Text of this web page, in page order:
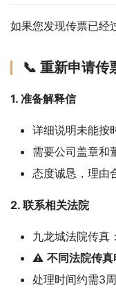
如果您发现传票已经
📞 重新申请传
1. 准备解释信
详细说明未能按
需要公司盖章和
态度诚恳，理由
2. 联系相关法院
九龙城法院传真
⚠️ 不同法院传
处理时间约需3周